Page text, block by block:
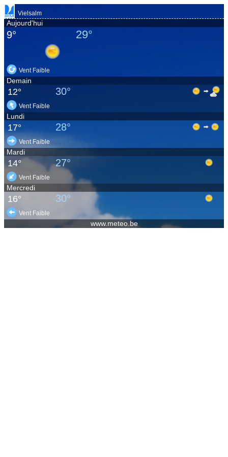
Vielsalm
Aujourd'hui
9° 29°
Vent Faible
Demain
12° 30°
Vent Faible
Lundi
17° 28°
Vent Faible
Mardi
14° 27°
Vent Faible
Mercredi
16° 30°
Vent Faible
www.meteo.be